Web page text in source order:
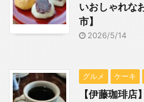
いおしゃれな
市】
2026/5/14
グルメ ケーキ
【伊藤珈琲